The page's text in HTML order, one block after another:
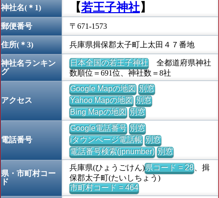
神社名(＊1) 【若王子神社】
郵便番号 〒671-1573
住所(＊3) 兵庫県揖保郡太子町上太田４７番地
神社名ランキン
グ
日本全国の若王子神社全都道府県神社
数順位＝691位、神社数＝8社
アクセス
Google Mapの地図 別窓
Yahoo Mapの地図 別窓
Bing Mapの地図 別窓
電話番号
Google電話番号 別窓
iタウンページ電話帳 別窓
電話番号検索(jpnumber) 別窓
県・市町村コー
ド
兵庫県(ひょうごけん)県コード = 28、揖
保郡太子町(たいしちょう)
市町村コード = 464